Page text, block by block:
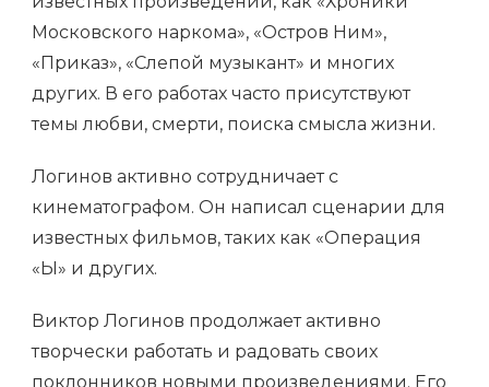
Московского наркома», «Остров Ним»,
«Приказ», «Слепой музыкант» и многих
других. В его работах часто присутствуют
темы любви, смерти, поиска смысла жизни.
Логинов активно сотрудничает с
кинематографом. Он написал сценарии для
известных фильмов, таких как «Операция
«Ы» и других.
Виктор Логинов продолжает активно
творчески работать и радовать своих
поклонников новыми произведениями. Его